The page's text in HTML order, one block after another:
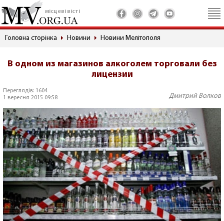
місцеві вісті
Головна сторінка Новини Новини Мелітополя
В одном из магазинов алкоголем торговали без
лицензии
Переглядів: 1604
1 вересня 2015 09:58
Дмитрий Волков